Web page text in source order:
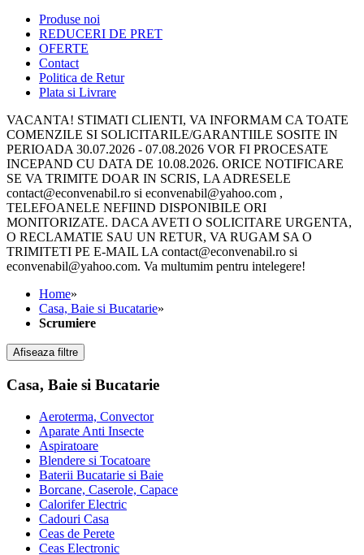
Produse noi
REDUCERI DE PRET
OFERTE
Contact
Politica de Retur
Plata si Livrare
VACANTA! STIMATI CLIENTI, VA INFORMAM CA TOATE
COMENZILE SI SOLICITARILE/GARANTIILE SOSITE IN
PERIOADA 30.07.2026 - 07.08.2026 VOR FI PROCESATE
INCEPAND CU DATA DE 10.08.2026. ORICE NOTIFICARE
SE VA TRIMITE DOAR IN SCRIS, LA ADRESELE
contact@econvenabil.ro si econvenabil@yahoo.com ,
TELEFOANELE NEFIIND DISPONIBILE ORI
MONITORIZATE. DACA AVETI O SOLICITARE URGENTA,
O RECLAMATIE SAU UN RETUR, VA RUGAM SA O
TRIMITETI PE E-MAIL LA contact@econvenabil.ro si
econvenabil@yahoo.com. Va multumim pentru intelegere!
Home»
Casa, Baie si Bucatarie»
Scrumiere
Afiseaza filtre
Casa, Baie si Bucatarie
Aeroterma, Convector
Aparate Anti Insecte
Aspiratoare
Blendere si Tocatoare
Baterii Bucatarie si Baie
Borcane, Caserole, Capace
Calorifer Electric
Cadouri Casa
Ceas de Perete
Ceas Electronic